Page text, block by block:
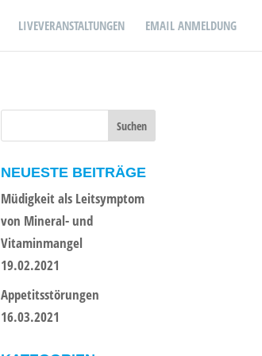
LIVEVERANSTALTUNGEN EMAIL ANMELDUNG
NEUESTE BEITRÄGE
Müdigkeit als Leitsymptom
von Mineral- und
Vitaminmangel
19.02.2021
Appetitsstörungen
16.03.2021